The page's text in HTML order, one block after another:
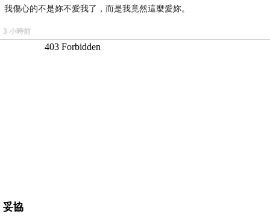
我傷心的不是妳不愛我了，而是我竟然這麼愛妳。
3 小時前
妥協